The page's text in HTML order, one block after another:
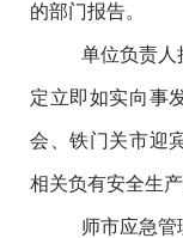
的部门报告。
单位负责
定立即如实向事
会、铁门关市迎
相关负有安全生
师市应急